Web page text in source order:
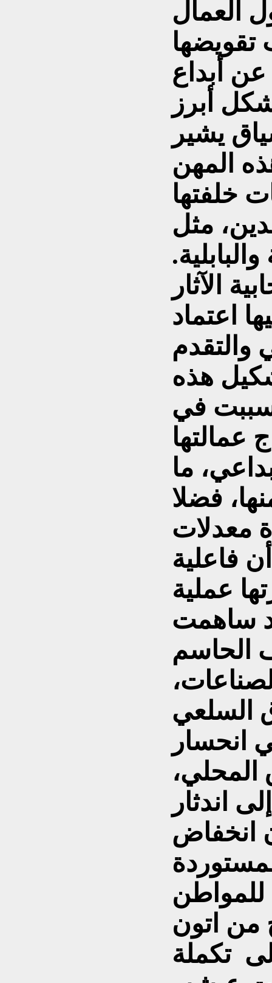
العمال
تقويضها
عن أبداع
أبرز
يشير
المهن
خلفتها
مثل
الآثار
اعتماد
والتقدم
هذه
تسببت في
عمالتها
ما
فضلا
معدلات
فاعلية
عملية
ساهمت
الحاسم
السلعي
انحسار
اندثار
انخفاض
للمواطن
من اتون
تكملة